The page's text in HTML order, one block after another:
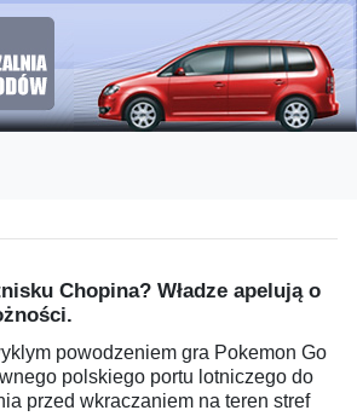
Chopina? Władze apelują o
powodzeniem gra Pokemon Go
polskiego portu lotniczego do
przed wkraczaniem na teren stref